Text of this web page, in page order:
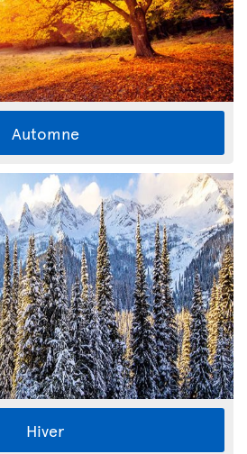
Automne
Hiver